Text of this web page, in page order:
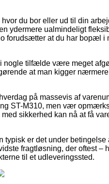
du bor eller ud til din
ydermere ualmindeligt
forudsætter at du har bopæl i
nogle tilfælde være meget
at man kigger
på massevis af
ST-M310, men vær
sikkerhed kan nå at få
er det under betingelse
fragtløsning, der oftest –
til et udleveringssted.